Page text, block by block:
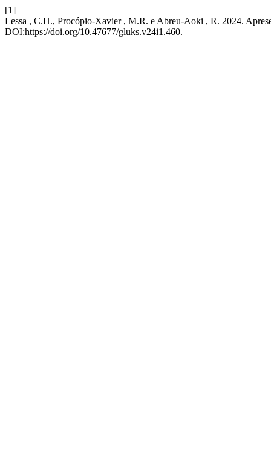
[1]
Lessa , C.H., Procópio-Xavier , M.R. e Abreu-Aoki , R. 2024.
DOI:https://doi.org/10.47677/gluks.v24i1.460.